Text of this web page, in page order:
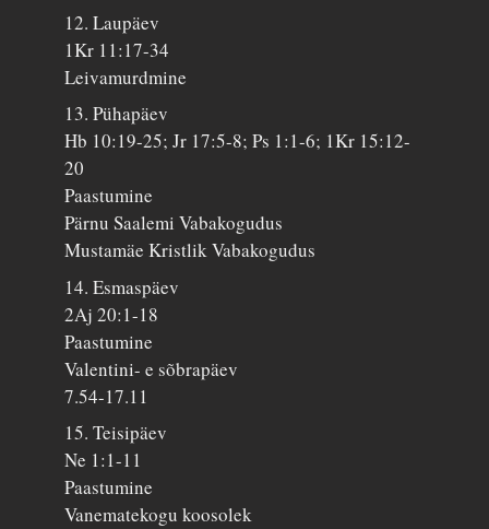
12. Laupäev
1Kr 11:17-34
Leivamurdmine
13. Pühapäev
Hb 10:19-25; Jr 17:5-8; Ps 1:1-6; 1Kr 15:12-
20
Paastumine
Pärnu Saalemi Vabakogudus
Mustamäe Kristlik Vabakogudus
14. Esmaspäev
2Aj 20:1-18
Paastumine
Valentini- e sõbrapäev
7.54-17.11
15. Teisipäev
Ne 1:1-11
Paastumine
Vanematekogu koosolek